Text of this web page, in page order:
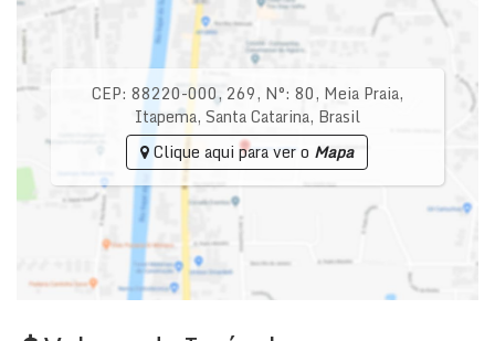
CEP: 88220-000, 269, N°: 80, Meia Praia,
Itapema, Santa Catarina, Brasil
Clique aqui para ver o Mapa